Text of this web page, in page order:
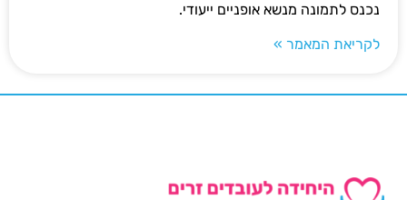
נכנס לתמונה מנשא אופניים ייעודי.
לקריאת המאמר »